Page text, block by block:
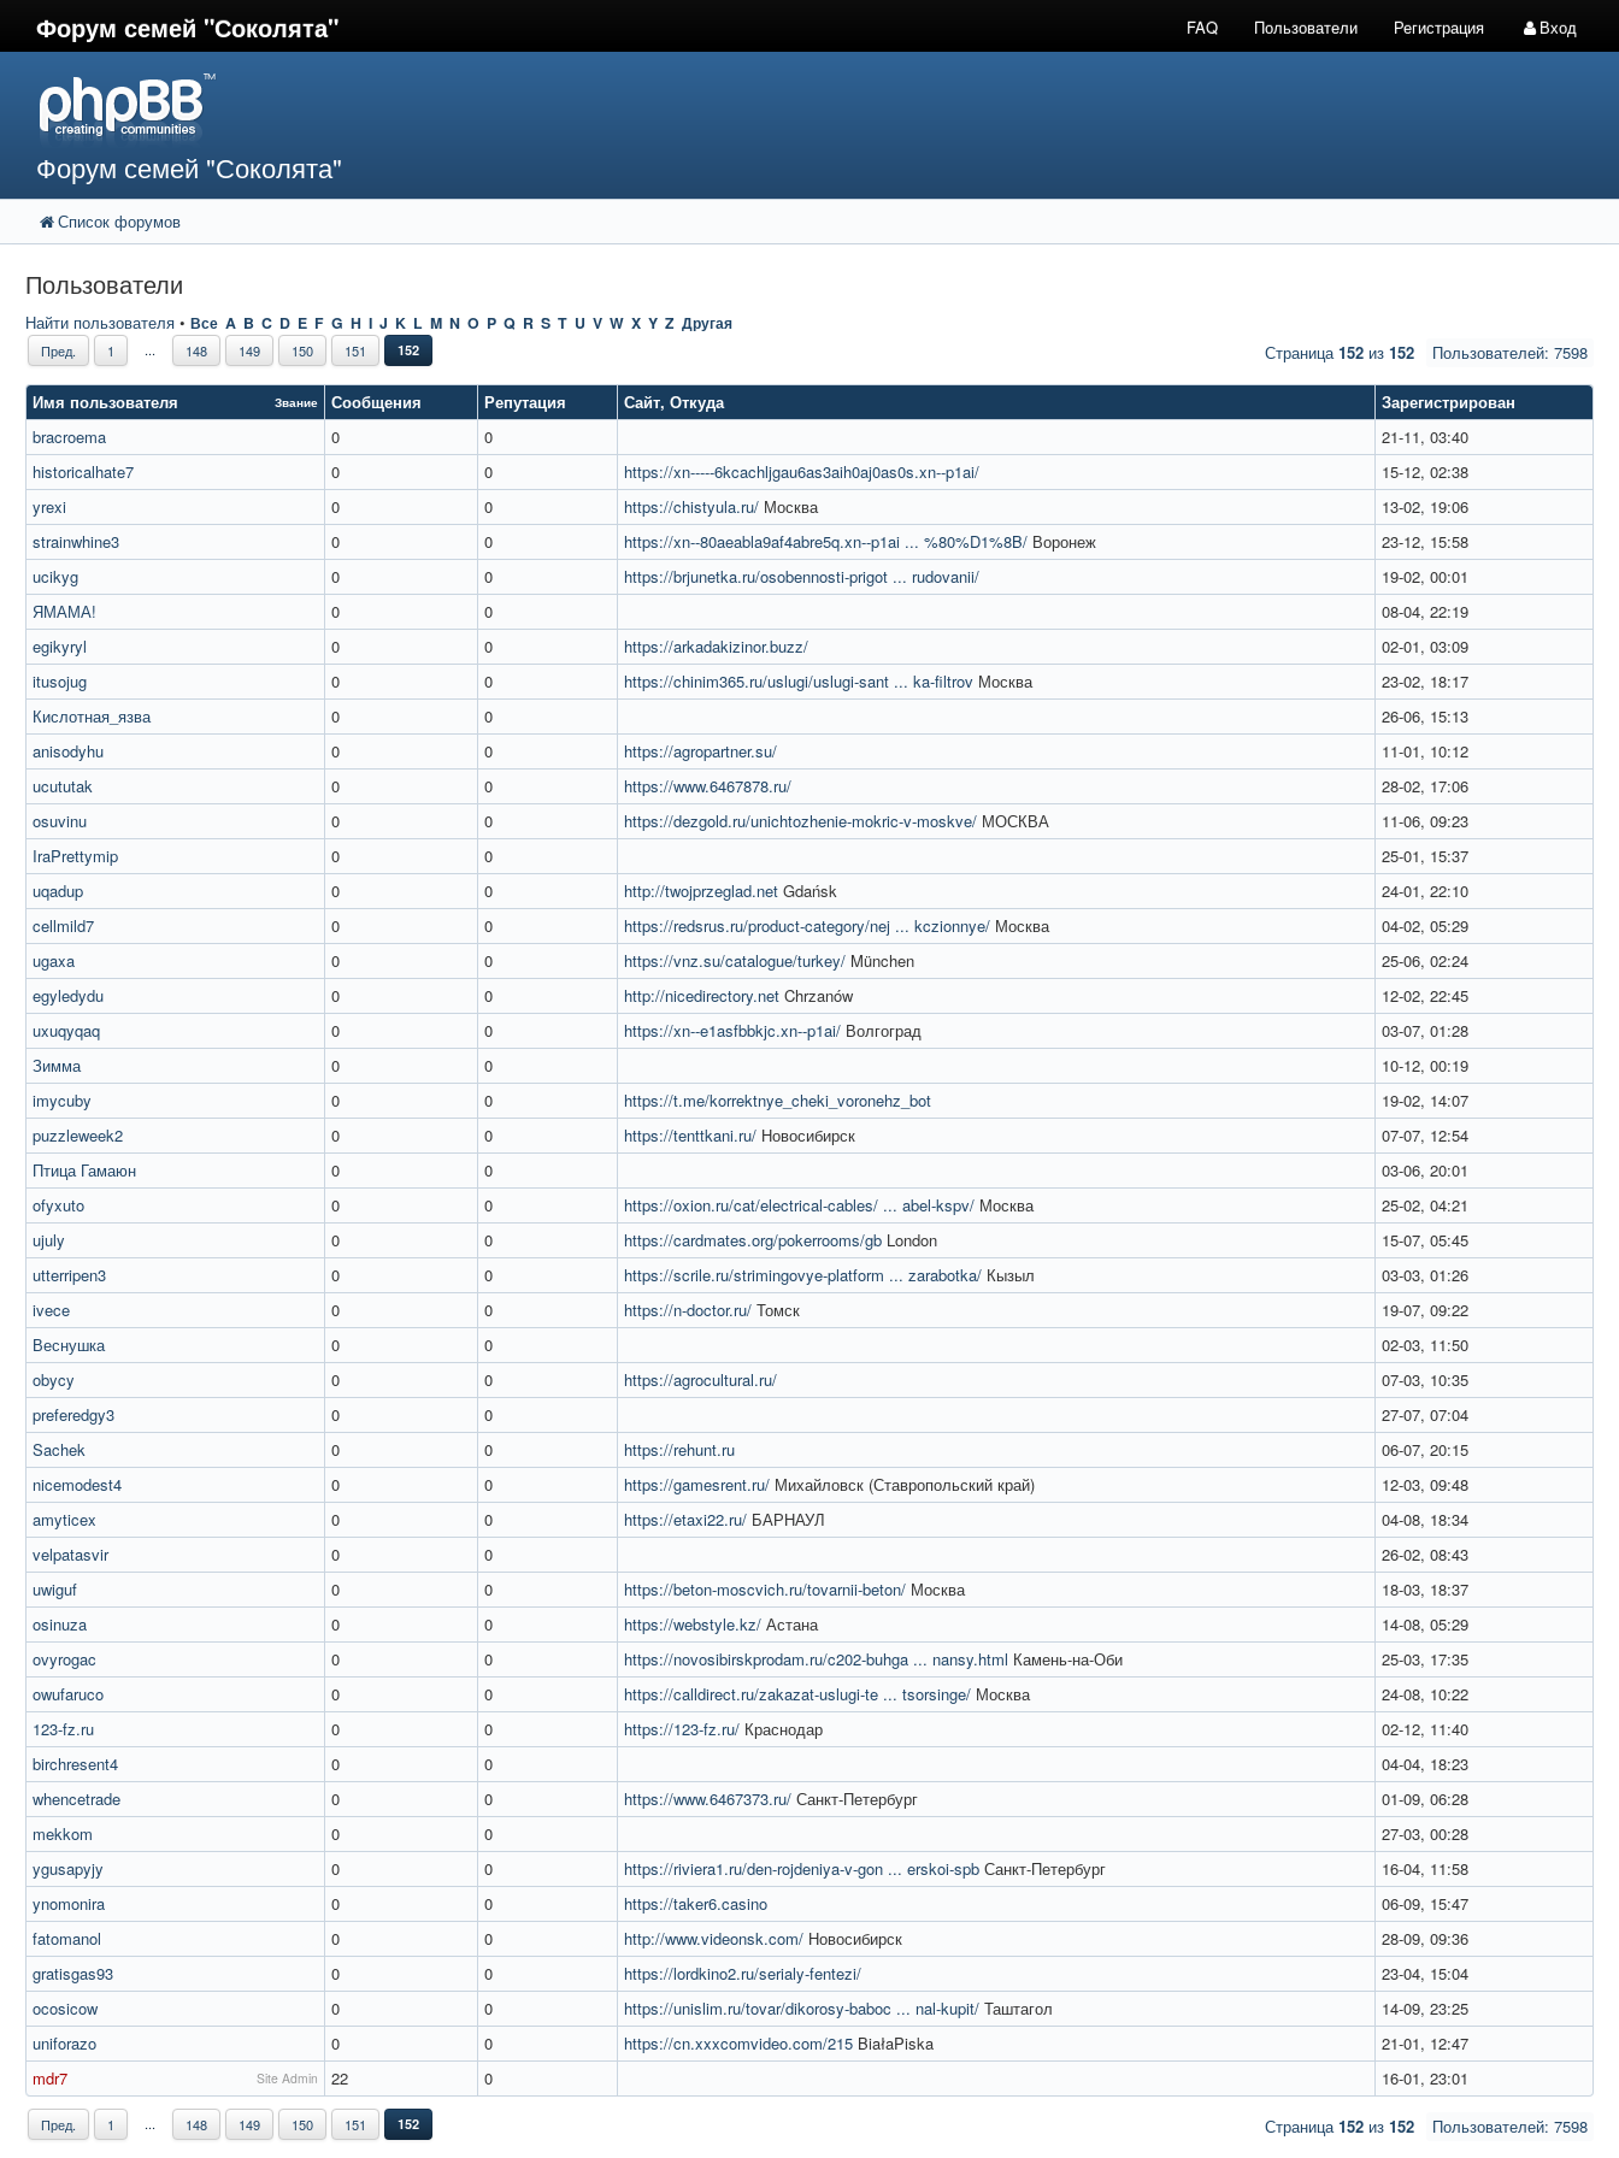
Форум семей "Соколята" FAQ Пользователи Регистрация Вход
Форум семей "Соколята"
Список форумов
Пользователи
Найти пользователя • Все A B C D E F G H I J K L M N O P Q R S T U V W X Y Z Другая
Пользователей: 7598
Пред. 1 ... 148 149 150 151 152 Страница152 из 152
Имя пользователя Звание Сообщения Репутация Сайт, Откуда
Зарегистрирован
bracroema
0 0
21-11, 03:40
historicalhate7
0 0 https://xn-----6kcachljgau6as3aih0aj0as0s.xn--p1ai/
15-12, 02:38
yrexi
0 0 https://chistyula.ru/ Москва
13-02, 19:06
strainwhine3
0 0 https://xn--80aeabla9af4abre5q.xn--p1ai ... %80%D1%8B/ Воронеж
23-12, 15:58
ucikyg
0 0 https://brjunetka.ru/osobennosti-prigot ... rudovanii/
19-02, 00:01
ЯМАМА!
0 0
08-04, 22:19
egikyryl
0 0 https://arkadakizinor.buzz/
02-01, 03:09
itusojug
0 0 https://chinim365.ru/uslugi/uslugi-sant ... ka-filtrov Москва
23-02, 18:17
Кислотная_язва
0 0
26-06, 15:13
anisodyhu
0 0 https://agropartner.su/
11-01, 10:12
ucututak
0 0 https://www.6467878.ru/
28-02, 17:06
osuvinu
0 0 https://dezgold.ru/unichtozhenie-mokric-v-moskve/ МОСКВА
11-06, 09:23
IraPrettymip
0 0
25-01, 15:37
uqadup
0 0 http://twojprzeglad.net Gdańsk
24-01, 22:10
cellmild7
0 0 https://redsrus.ru/product-category/nej ... kczionnye/ Москва
04-02, 05:29
ugaxa
0 0 https://vnz.su/catalogue/turkey/ München
25-06, 02:24
egyledydu
0 0 http://nicedirectory.net Chrzanów
12-02, 22:45
uxuqyqaq
0 0 https://xn--e1asfbbkjc.xn--p1ai/ Волгоград
03-07, 01:28
Зимма
0 0
10-12, 00:19
imycuby
0 0 https://t.me/korrektnye_cheki_voronehz_bot
19-02, 14:07
puzzleweek2
0 0 https://tenttkani.ru/ Новосибирск
07-07, 12:54
Птица Гамаюн
0 0
03-06, 20:01
ofyxuto
0 0 https://oxion.ru/cat/electrical-cables/ ... abel-kspv/ Москва
25-02, 04:21
ujuly
0 0 https://cardmates.org/pokerrooms/gb London
15-07, 05:45
utterripen3
0 0 https://scrile.ru/strimingovye-platform ... zarabotka/ Кызыл
03-03, 01:26
ivece
0 0 https://n-doctor.ru/ Томск
19-07, 09:22
Веснушка
0 0
02-03, 11:50
obycy
0 0 https://agrocultural.ru/
07-03, 10:35
preferedgy3
0 0
27-07, 07:04
Sachek
0 0 https://rehunt.ru
06-07, 20:15
nicemodest4
0 0 https://gamesrent.ru/ Михайловск (Ставропольский край)
12-03, 09:48
amyticex
0 0 https://etaxi22.ru/ БАРНАУЛ
04-08, 18:34
velpatasvir
0 0
26-02, 08:43
uwiguf
0 0 https://beton-moscvich.ru/tovarnii-beton/ Москва
18-03, 18:37
osinuza
0 0 https://webstyle.kz/ Астана
14-08, 05:29
ovyrogac
0 0 https://novosibirskprodam.ru/c202-buhga ... nansy.html Камень-на-Оби
25-03, 17:35
owufaruco
0 0 https://calldirect.ru/zakazat-uslugi-te ... tsorsinge/ Москва
24-08, 10:22
123-fz.ru
0 0 https://123-fz.ru/ Краснодар
02-12, 11:40
birchresent4
0 0
04-04, 18:23
whencetrade
0 0 https://www.6467373.ru/ Санкт-Петербург
01-09, 06:28
mekkom
0 0
27-03, 00:28
ygusapyjy
0 0 https://riviera1.ru/den-rojdeniya-v-gon ... erskoi-spb Санкт-Петербург
16-04, 11:58
ynomonira
0 0 https://taker6.casino
06-09, 15:47
fatomanol
0 0 http://www.videonsk.com/ Новосибирск
28-09, 09:36
gratisgas93
0 0 https://lordkino2.ru/serialy-fentezi/
23-04, 15:04
ocosicow
0 0 https://unislim.ru/tovar/dikorosy-baboc ... nal-kupit/ Таштагол
14-09, 23:25
uniforazo
0 0 https://cn.xxxcomvideo.com/215 BiałaPiska
21-01, 12:47
mdr7
Site Admin 22 0 16-01, 23:01
Пользователей: 7598
Пред. 1 ... 148 149 150 151 152 Страница152 из 152